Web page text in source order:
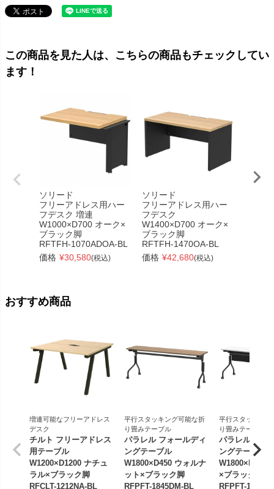
この商品を見た人は、こちらの商品もチェックしてい
ます！
ソリード
フリーアドレス用ハー
フデスク 増連
W1000×D700 オーク×
ブラック脚
RFTFH-1070ADOA-BL
価格 ¥30,580(税込)
ソリード
フリーアドレス用ハー
フデスク
W1400×D700 オーク×
ブラック脚
RFTFH-1470OA-BL
価格 ¥42,680(税込)
おすすめ商品
増連可能なフリーアドレス
デスク
チルト フリーアドレス
用テーブル
W1200×D1200 ナチュ
ラル×ブラック脚
RFCLT-1212NA-BL
平行スタッキング可能な折
り畳みテーブル
パラレル フォールディ
ングテーブル
W1800×D450 ウォルナ
ット×ブラック脚
RFPFT-1845DM-BL
平行スタッキン
り畳みテーブル
パラレル フォ
ングテーブル
W1800×D450
×ブラック脚
RFPFT-